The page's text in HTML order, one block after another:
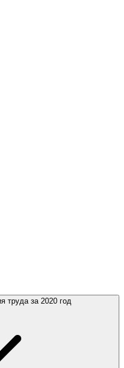
труда за 2020 год